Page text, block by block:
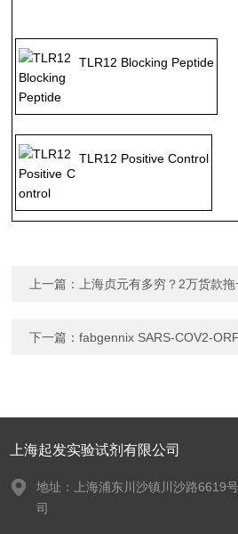
TLR12 Blocking Peptide
TLR12 Positive Control
上一篇： 上海贞元有多穷？2万货款
下一篇：fabgennix SARS-COV2-
上海起发实验试剂有限公司
地址：上海浦东川沙镇川沙路6619
司